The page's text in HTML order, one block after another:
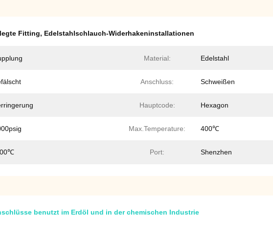
Fitting, Edelstahlschlauch-Widerhakeninstallationen
Material: Edelstahl
Anschluss: Schweißen
Hauptcode: Hexagon
Max.Temperature: 400℃
Port: Shenzhen
benutzt im Erdöl und in der chemischen Industrie